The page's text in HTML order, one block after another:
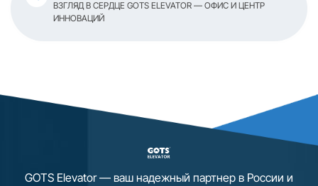
ВЗГЛЯД В СЕРДЦЕ GOTS ELEVATOR — ОФИС И ЦЕНТР
ИННОВАЦИЙ
GOTS Elevator — ваш надежный партнер в России и